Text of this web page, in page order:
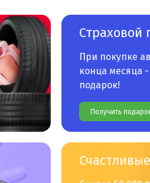
Страховой
При покупке
конца месяца
подарок!
Получить